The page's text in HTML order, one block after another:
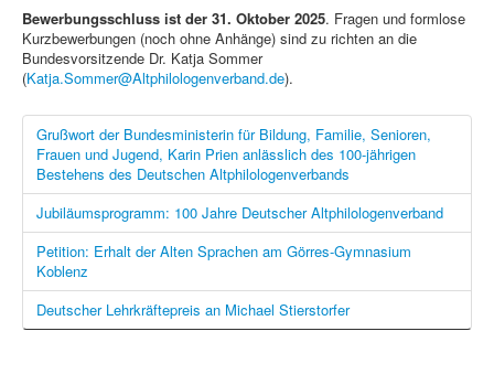
Bewerbungsschluss ist der 31. Oktober 2025. Fragen und formlose
Kurzbewerbungen (noch ohne Anhänge) sind zu richten an die
Bundesvorsitzende Dr. Katja Sommer
(Katja.Sommer@Altphilologenverband.de).
Grußwort der Bundesministerin für Bildung, Familie, Senioren,
Frauen und Jugend, Karin Prien anlässlich des 100-jährigen
Bestehens des Deutschen Altphilologenverbands
Jubiläumsprogramm: 100 Jahre Deutscher Altphilologenverband
Petition: Erhalt der Alten Sprachen am Görres-Gymnasium
Koblenz
Deutscher Lehrkräftepreis an Michael Stierstorfer